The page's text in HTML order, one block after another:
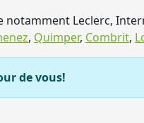
Leclerc,
, Quimper, Combrit,
de vous!